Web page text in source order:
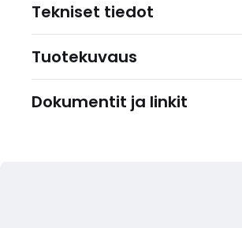
Tekniset tiedot
Tuotekuvaus
Dokumentit ja linkit